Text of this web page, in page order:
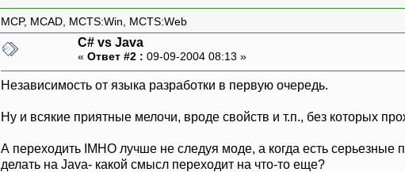
MCP, MCAD, MCTS:Win, MCTS:Web
C# vs Java
« Ответ #2 : 09-09-2004 08:13 »
Независимость от языка разработки в первую очередь.
Ну и всякие приятные мелочи, вроде свойств и т.п., без которых
А переходить IMHO лучше не следуя моде, а когда есть серьезные
делать на Java- какой смысл переходит на что-то еще?